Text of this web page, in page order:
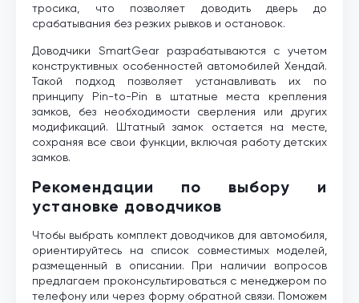
тросика, что позволяет доводить дверь до
срабатывания без резких рывков и остановок.
Доводчики SmartGear разрабатываются с учетом
конструктивных особенностей автомобилей Хендай.
Такой подход позволяет устанавливать их по
принципу Pin-to-Pin в штатные места крепления
замков, без необходимости сверления или других
модификаций. Штатный замок остается на месте,
сохраняя все свои функции, включая работу детских
замков.
Рекомендации по выбору и
установке доводчиков
Чтобы выбрать комплект доводчиков для автомобиля,
ориентируйтесь на список совместимых моделей,
размещенный в описании. При наличии вопросов
предлагаем проконсультироваться с менеджером по
телефону или через форму обратной связи. Поможем